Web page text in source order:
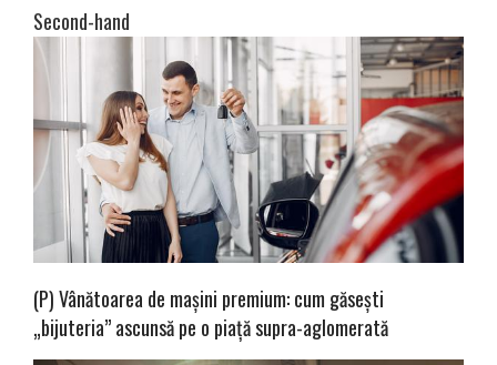
Second-hand
(P) Vânătoarea de mașini premium: cum găsești
„bijuteria” ascunsă pe o piață supra-aglomerată